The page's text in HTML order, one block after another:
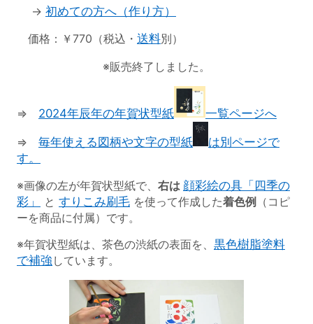
→ 初めての方へ（作り方）
価格：￥770（税込・ 送料別）
※販売終了しました。
⇒ 2024年辰年の年賀状型紙 一覧ページへ
⇒ 毎年使える図柄や文字の型紙
は別ページで
す。
※画像の左が年賀状型紙で、 右は 顔彩絵の具「四季の
彩」
と すりこみ刷毛 を使って作成した着色例
（コピ
ーを商品に付属）です。
※年賀状型紙は、茶色の渋紙の表面を、 黒色樹脂塗料
で補強 しています。